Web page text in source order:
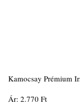
Kamocsay Prémium
Ár: 2.770 Ft